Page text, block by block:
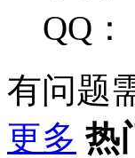
QQ：
有问题
更多 热